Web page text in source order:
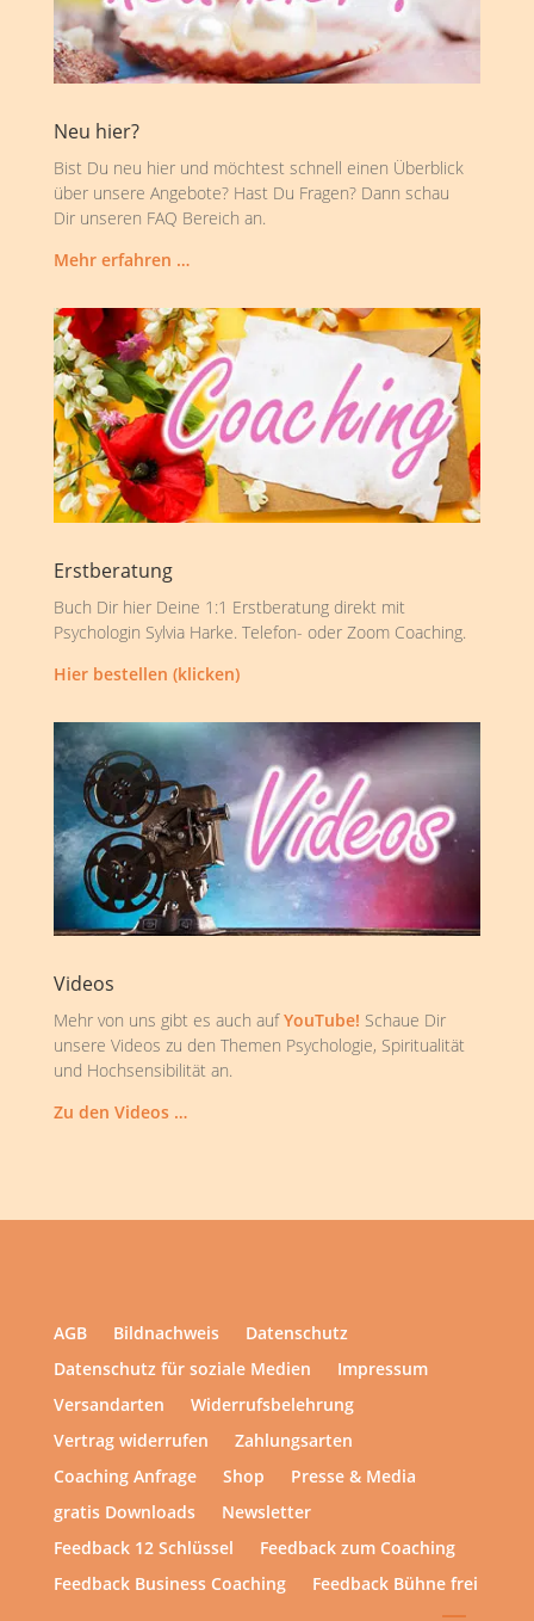
Neu hier?
Bist Du neu hier und möchtest schnell einen Überblick
über unsere Angebote? Hast Du Fragen? Dann schau
Dir unseren FAQ Bereich an.
Mehr erfahren …
Erstberatung
Buch Dir hier Deine 1:1 Erstberatung direkt mit
Psychologin Sylvia Harke. Telefon- oder Zoom Coaching.
Hier bestellen (klicken)
Videos
Mehr von uns gibt es auch aufYouTube! Schaue Dir
unsere Videos zu den Themen Psychologie, Spiritualität
und Hochsensibilität an.
Zu den Videos …
AGB Bildnachweis
Datenschutz
Datenschutz für soziale Medien
Impressum
Versandarten
Widerrufsbelehrung
Vertrag widerrufen
Zahlungsarten
Coaching Anfrage
Shop
Presse & Media
gratis Downloads
Newsletter
Feedback 12 Schlüssel
Feedback zum Coaching
Feedback Business Coaching
Feedback Bühne frei